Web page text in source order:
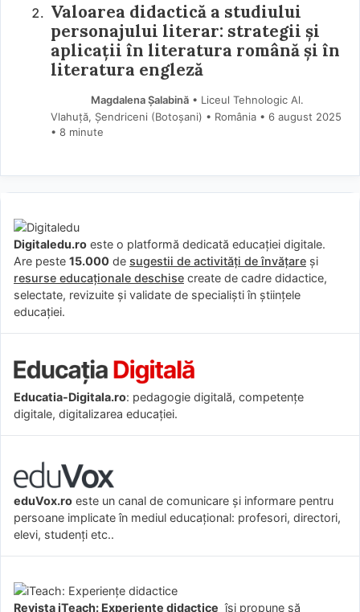
Valoarea didactică a studiului
personajului literar: strategii și
aplicații în literatura română și în
literatura engleză
Magdalena Șalabină• Liceul Tehnologic Al.
Vlahuță, Șendriceni (Botoşani) • România
6 august 2025
• 8 minute
Digitaledu.ro este o platformă dedicată educației digitale.
Are peste 15.000 de sugestii de activități de învățare și
resurse educaționale deschise create de cadre didactice,
selectate, revizuite și validate de specialiști în științele
educației.
Educatia-Digitala.ro: pedagogie digitală, competențe
digitale, digitalizarea educației.
eduVox.ro este un canal de comunicare și informare pentru
persoane implicate în mediul educațional: profesori, directori,
elevi, studenți etc..
Revista iTeach: Experienţe didactice îşi propune să